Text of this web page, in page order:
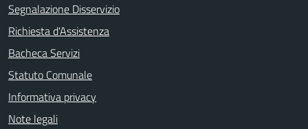
Segnalazione Disservizio
Richiesta d'Assistenza
Bacheca Servizi
Statuto Comunale
Informativa privacy
Note legali